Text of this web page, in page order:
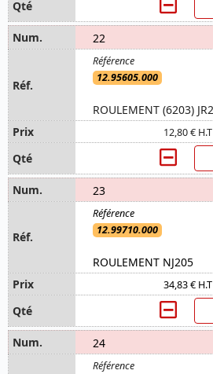
22
12.95605.000
ROULEMENT (6203)
12,80 € H.T
23
12.99710.000
ROULEMENT NJ205
34,83 € H.T
24